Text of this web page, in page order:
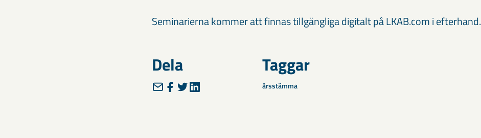
Seminarierna kommer att finnas tillgängliga digitalt på LKAB.com i efterhand.
Dela Taggar
årsstämma